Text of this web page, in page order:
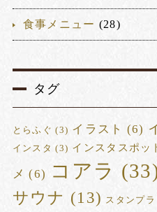
食事メニュー (28)
タグ
とらふぐ (3) イラスト (6)
インスタ (3) インスタスポッ
メ (6) コアラ
サウナ (13) スタンプラ